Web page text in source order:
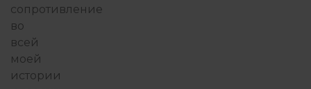
сопротивление
во
всей
моей
истории